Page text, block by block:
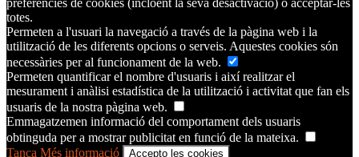
totes.
Permeten a l'usuari la navegació a través de la pàgina web i la
utilització de les diferents opcions o serveis. Aquestes cookies són
necessàries per al funcionament de la web.
Permeten quantificar el nombre d'usuaris i així realitzar el
mesurament i anàlisi estadística de la utilització i activitat que fan els
usuaris de la nostra pàgina web.
Emmagatzemen informació del comportament dels usuaris
obtinguda per a mostrar publicitat en funció de la mateixa.
Tanca Més informació Accepto les cookies